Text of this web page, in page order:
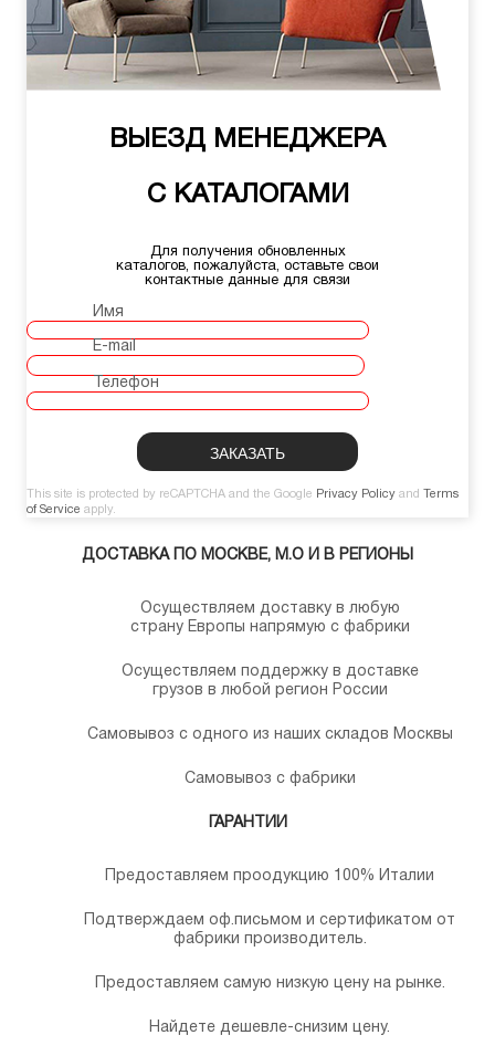
ВЫЕЗД МЕНЕДЖЕРА
С КАТАЛОГАМИ
Для получения обновленных
каталогов, пожалуйста, оставьте свои
контактные данные для связи
Имя
E-mail
Телефон
This site is protected by reCAPTCHA and the Google Privacy Policy and
Terms
of Service apply.
ДОСТАВКА ПО МОСКВЕ, М.О И В РЕГИОНЫ
Осуществляем доставку в любую
страну Европы напрямую с фабрики
Осуществляем поддержку в доставке
грузов в любой регион России
Самовывоз с одного из наших складов Москвы
Самовывоз с фабрики
ГАРАНТИИ
Предоставляем проодукцию 100% Италии
Подтверждаем оф.письмом и сертификатом от
фабрики производитель.
Предоставляем самую низкую цену на рынке.
Найдете дешевле-снизим цену.